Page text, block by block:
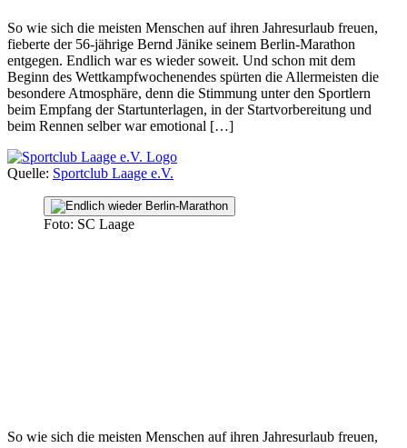
So wie sich die meisten Menschen auf ihren Jahresurlaub freuen,
fieberte der 56-jährige Bernd Jänike seinem Berlin-Marathon
entgegen. Endlich war es wieder soweit. Und schon mit dem
Beginn des Wettkampfwochenendes spürten die Allermeisten die
besondere Atmosphäre, denn die Stimmung unter den Sportlern
beim Empfang der Startunterlagen, in der Startvorbereitung und
beim Rennen selber war emotional […]
Quelle: Sportclub Laage e.V.
Foto: SC Laage
So wie sich die meisten Menschen auf ihren Jahresurlaub freuen,